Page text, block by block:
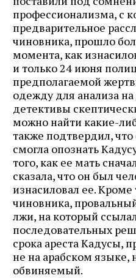
профессионализма, с
предварительное
чиновника, прошло
момента, как
и только 24 июня
предполагаемой
одежду для анализа
детективы
можно найти какие-
также подтвердил,
смогла опознать
того, как ее мать
сказала, что он был
изнасиловал ее. Кроме
чиновника,
лжи, на который
последовательных
срока ареста Кадусы,
не на арабском языке,
обвиняемый.